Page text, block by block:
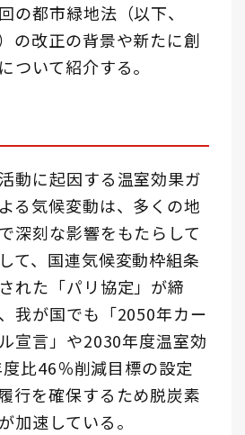
の都市緑地法（以下、
の改正の背景や新たに創
ついて紹介する。
動に起因する温室効果ガ
る気候変動は、多くの地
深刻な影響をもたらして
て、国連気候変動枠組条
れた「パリ協定」が締
我が国でも「2050年カー
宣言」や2030年度温室効
比46％削減目標の設定
行を確保するため脱炭素
加速している。